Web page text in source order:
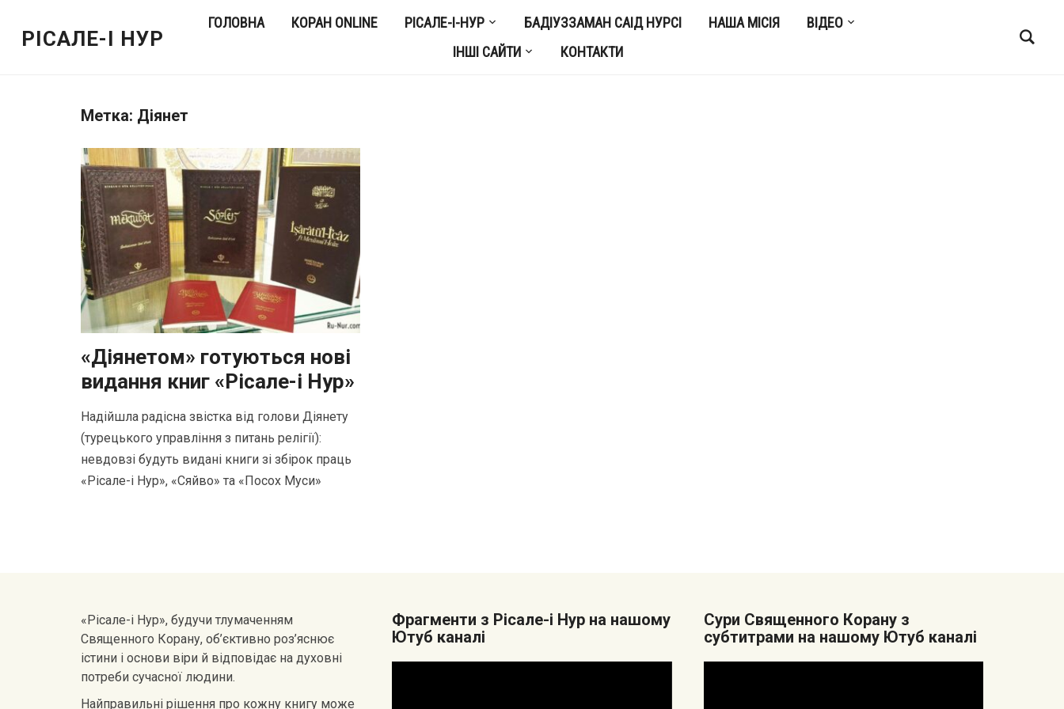
РІСАЛЕ-І НУР
ГОЛОВНА КОРАН ONLINE РІСАЛЕ-І-НУР БАДІУЗЗАМАН САІД НУРСІ НАША МІСІЯ
ВІДЕО
ІНШІ САЙТИ
КОНТАКТИ
Метка: Діянет
«Діянетом» готуються нові
видання книг «Рісале-і Нур»
Надійшла радісна звістка від голови Діянету
(турецького управління з питань релігії):
невдовзі будуть видані книги зі збірок праць
«Рісале-і Нур», «Сяйво» та «Посох Муси»
«Рісале-і Нур», будучи тлумаченням
Священного Корану, об’єктивно роз’яснює
істини і основи віри й відповідає на духовні
потреби сучасної людини.
Найправильні рішення про кожну книгу може
Фрагменти з Рісале-і Нур на нашому
Ютуб каналі
Cури Священного Корану з
субтитрами на нашому Ютуб каналі